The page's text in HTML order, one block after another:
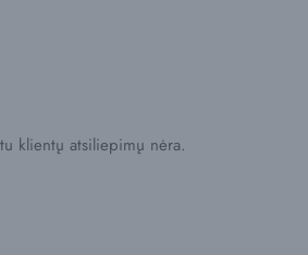
klientų atsiliepimų nėra.